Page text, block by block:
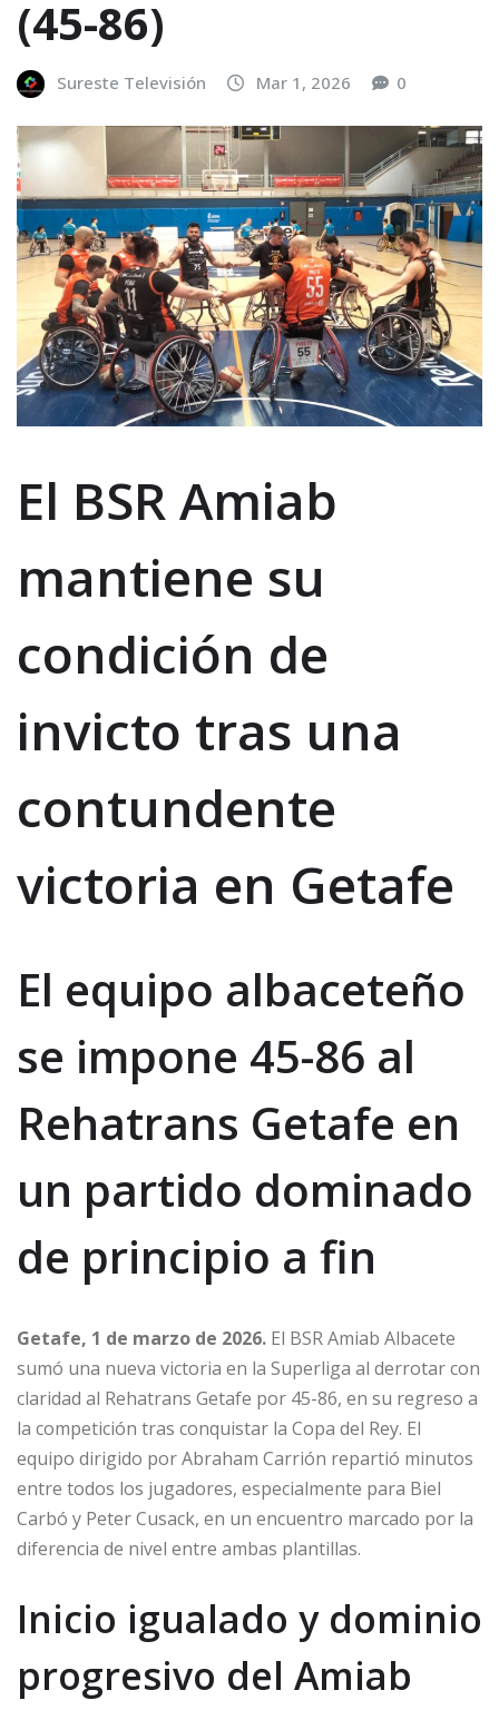
(45-86)
Sureste Televisión Mar 1, 2026 0
El BSR Amiab
mantiene su
condición de
invicto tras una
contundente
victoria en Getafe
El equipo albaceteño
se impone 45-86 al
Rehatrans Getafe en
un partido dominado
de principio a fin
Getafe, 1 de marzo de 2026. El BSR Amiab Albacete
sumó una nueva victoria en la Superliga al derrotar con
claridad al Rehatrans Getafe por 45-86, en su regreso a
la competición tras conquistar la Copa del Rey. El
equipo dirigido por Abraham Carrión repartió minutos
entre todos los jugadores, especialmente para Biel
Carbó y Peter Cusack, en un encuentro marcado por la
diferencia de nivel entre ambas plantillas.
Inicio igualado y dominio
progresivo del Amiab